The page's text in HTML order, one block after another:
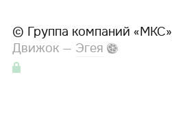
© Группа компаний «МКС»
Движок — Эгея